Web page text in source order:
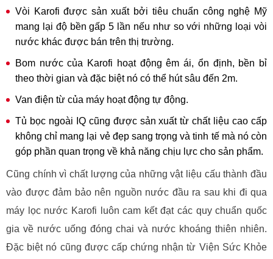
Vòi Karofi được sản xuất bởi tiêu chuẩn công nghệ Mỹ
mang lại độ bền gấp 5 lần nếu như so với những loại vòi
nước khác được bán trên thị trường.
Bom nước của Karofi hoạt động êm ái, ổn định, bền bỉ
theo thời gian và đặc biệt nó có thể hút sâu đến 2m.
Van điện từ của máy hoạt động tự động.
Tủ bọc ngoài IQ cũng được sản xuất từ chất liệu cao cấp
không chỉ mang lại vẻ đẹp sang trọng và tinh tế mà nó còn
góp phần quan trọng về khả năng chịu lực cho sản phẩm.
Cũng chính vì chất lượng của những vật liệu cấu thành đầu
vào được đảm bảo nên nguồn nước đầu ra sau khi đi qua
máy lọc nước Karofi luôn cam kết đạt các quy chuẩn quốc
gia về nước uống đóng chai và nước khoáng thiên nhiên.
Đặc biệt nó cũng được cấp chứng nhận từ Viện Sức Khỏe